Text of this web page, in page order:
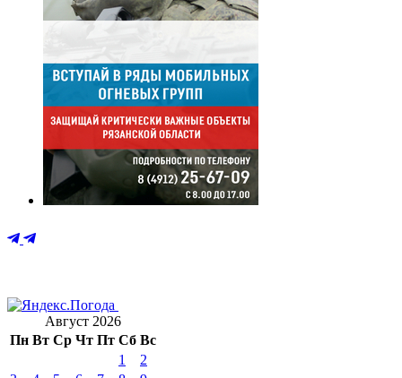
Август 2026
Пн Вт Ср Чт Пт Сб Вс
1
2